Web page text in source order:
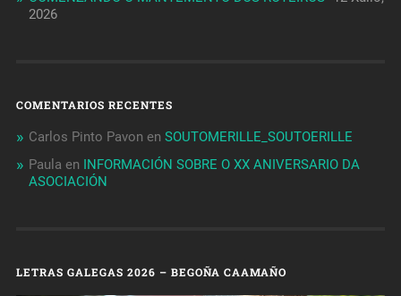
2026
COMENTARIOS RECENTES
Carlos Pinto Pavon en SOUTOMERILLE_SOUTOERILLE
Paula en INFORMACIÓN SOBRE O XX ANIVERSARIO DA
ASOCIACIÓN
LETRAS GALEGAS 2026 – BEGOÑA CAAMAÑO